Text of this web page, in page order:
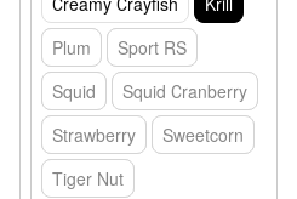
Plum
Sport RS
Squid
Squid Сranberry
Strawberry
Sweetcorn
Tiger Nut